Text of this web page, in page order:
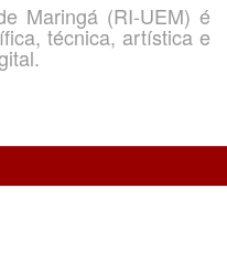
Maringá (RI-UEM) é
técnica, artística e